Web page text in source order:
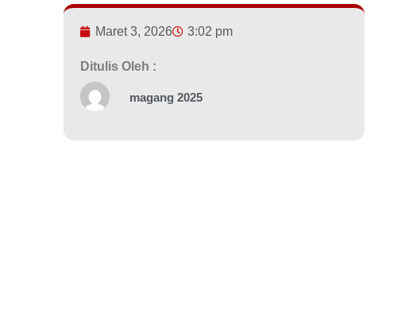
Maret 3, 2026 3:02 pm
Ditulis Oleh :
magang 2025